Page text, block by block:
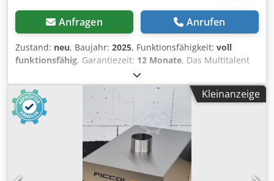
Anfragen Anrufen
Zustand: neu, Baujahr: 2025, Funktionsfähigkeit: voll
funktionsfähig, Garantiezeit: 12 Monate, Das Multitalent
vereint herausragende Verarbeitung mit einem breiten
Arbeitsspektrum. Auch bietet unsere Maschine eine
intuitive Bedienung, die Ihre Verpackungsprozesse
optimiert. Ein hochwertiger Materialabwickler mit
doppelter automatischer Rollenzentrierung sorgt für eine
präzise Materialführung. Darüber hinaus gewährleistet
unsere aktive Materialvorzugeinrichtung eine optimale
Bahnspannung für einwandfreie Verpackungsergebnisse.
Die äußerst leistungsstarken Brushlessmotoren und das
Kleinanzeige